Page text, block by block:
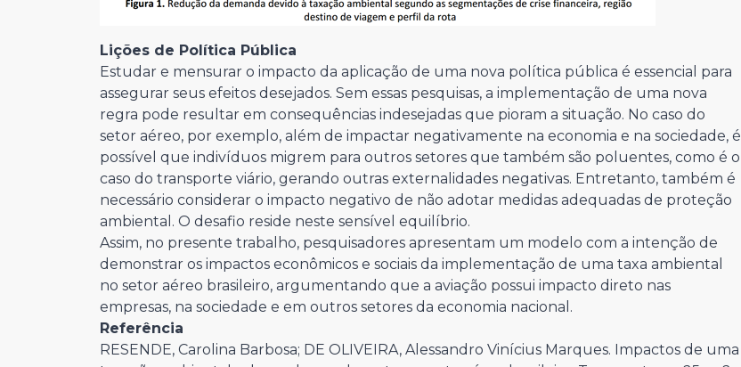
Lições de Política Pública
Estudar e mensurar o impacto da aplicação de uma nova política pública é essencial para
assegurar seus efeitos desejados. Sem essas pesquisas, a implementação de uma nova
regra pode resultar em consequências indesejadas que pioram a situação. No caso do
setor aéreo, por exemplo, além de impactar negativamente na economia e na sociedade, é
possível que indivíduos migrem para outros setores que também são poluentes, como é o
caso do transporte viário, gerando outras externalidades negativas. Entretanto, também é
necessário considerar o impacto negativo de não adotar medidas adequadas de proteção
ambiental. O desafio reside neste sensível equilíbrio.
Assim, no presente trabalho, pesquisadores apresentam um modelo com a intenção de
demonstrar os impactos econômicos e sociais da implementação de uma taxa ambiental
no setor aéreo brasileiro, argumentando que a aviação possui impacto direto nas
empresas, na sociedade e em outros setores da economia nacional.
Referência
RESENDE, Carolina Barbosa; DE OLIVEIRA, Alessandro Vinícius Marques. Impactos de uma